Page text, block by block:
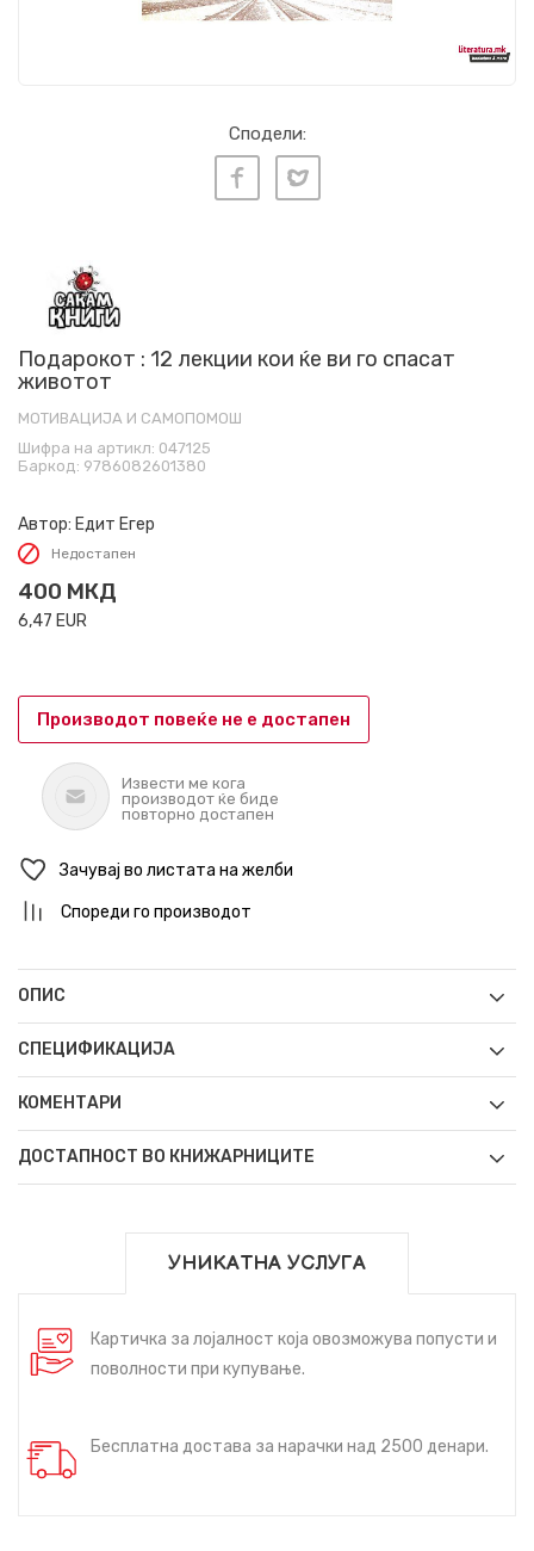
Сподели:
Подарокот : 12 лекции кои ќе ви го спасат
животот
МОТИВАЦИЈА И САМОПОМОШ
Шифра на артикл: 047125
Баркод: 9786082601380
Автор: Едит Егер
Недостапен
400 МКД
6,47 EUR
Производот повеќе не е достапен
Извести ме кога
производот ќе биде
повторно достапен
Зачувај во листата на желби
Спореди го производот
ОПИС
СПЕЦИФИКАЦИЈА
КОМЕНТАРИ
ДОСТАПНОСТ ВО КНИЖАРНИЦИТЕ
УНИКАТНА УСЛУГА
Картичка за лојалност која овозможува попусти и
поволности при купување.
Бесплатна достава за нарачки над 2500 денари.